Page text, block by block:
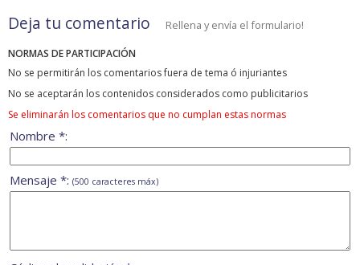
Deja tu comentario Rellena y envía el formulario!
NORMAS DE PARTICIPACIÓN
No se permitirán los comentarios fuera de tema ó injuriantes
No se aceptarán los contenidos considerados como publicitarios
Se eliminarán los comentarios que no cumplan estas normas
Nombre *:
Mensaje *: (500 caracteres máx)